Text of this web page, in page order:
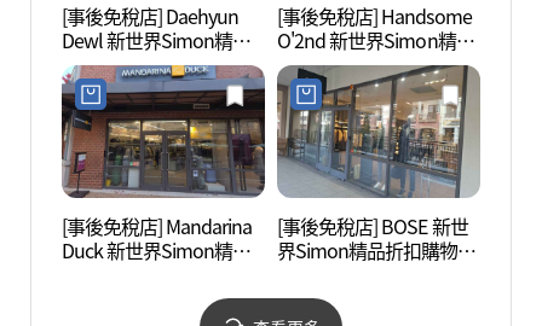
[事後免稅店] Daehyun
Dewl 新世界Simon精品
折扣購物中心坡州店(듀
엘 신세계사이먼프리미
엄아울렛 파주점)
[事後免稅店] Handsome
O'2nd 新世界Simon精品
折扣購物中心坡州店(오
즈세컨 신세계사이먼프
리미엄아울렛 파주점)
[事後免稅店] Mandarina
Duck 新世界Simon精品
다리나덕 신세계사이먼
[事後免稅店] BOSE 新世
界Simon精品折扣購物中
이먼프리미엄아울렛 파